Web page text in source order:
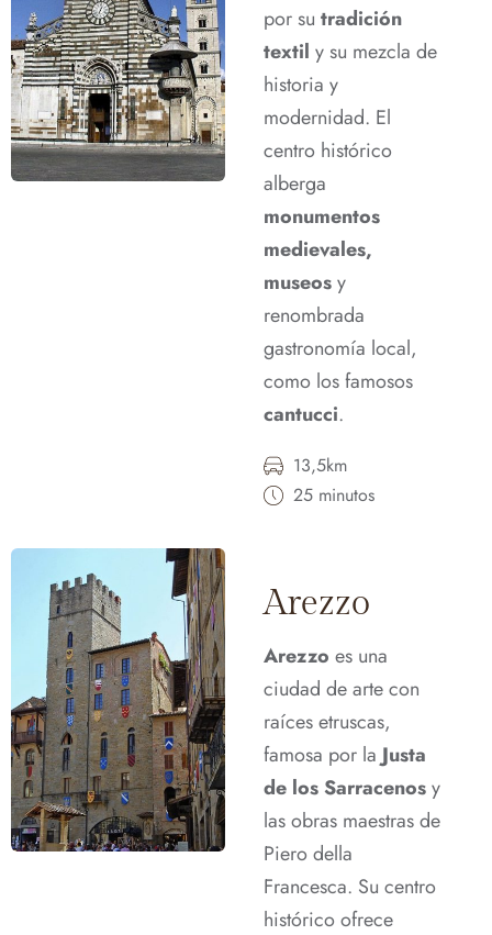
por su tradición
textil y su mezcla de
historia y
modernidad. El
centro histórico
alberga
monumentos
medievales,
museosy
renombrada
gastronomía local,
como los famosos
cantucci.
13,5km
25 minutos
Arezzo
Arezzo es una
ciudad de arte con
raíces etruscas,
famosa por la Justa
de los Sarracenosy
las obras maestras de
Piero della
Francesca. Su centro
histórico ofrece